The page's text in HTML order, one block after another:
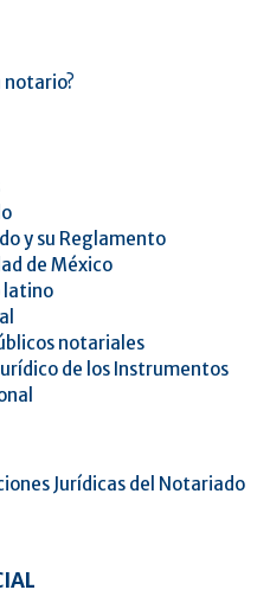
notario?
y su Reglamento
de México
latino
notariales
de los Instrumentos
Jurídicas del Notariado